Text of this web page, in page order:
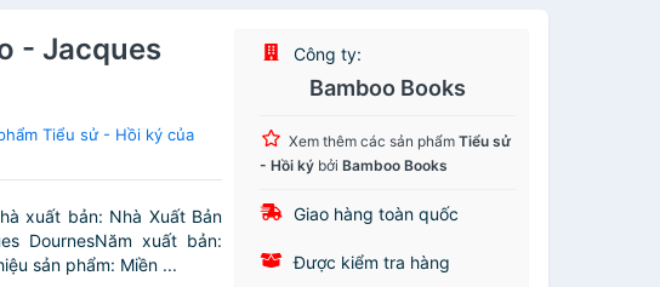
- Jacques
Tiểu sử - Hồi ký của
xuất bản: Nhà Xuất Bản
DournesNăm xuất bản:
sản phẩm: Miền ...
Công ty:
Bamboo Books
Xem thêm các sản phẩmTiểu sử
- Hồi ký bởiBamboo Books
Giao hàng toàn quốc
Được kiểm tra hàng